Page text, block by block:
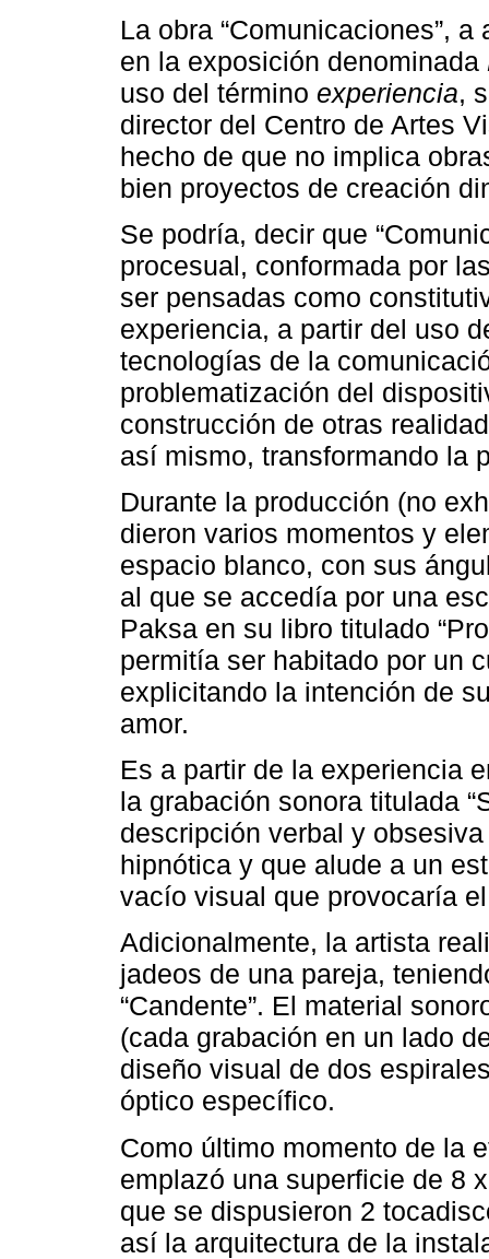
La obra “Comunicaciones”,
en la exposición denominada
uso del término experiencia,
director del Centro de Artes
hecho de que no implica
bien proyectos de creación
Se podría, decir que
procesual, conformada por
ser pensadas como
experiencia, a partir del uso
tecnologías de la
problematización del
construcción de otras
así mismo, transformando la
Durante la producción (no
dieron varios momentos y
espacio blanco, con sus
al que se accedía por una
Paksa en su libro titulado
permitía ser habitado por un
explicitando la intención de
amor.
Es a partir de la experiencia
la grabación sonora titulada
descripción verbal y
hipnótica y que alude a un
vacío visual que provocaría
Adicionalmente, la artista
jadeos de una pareja,
“Candente”. El material
(cada grabación en un lado
diseño visual de dos
óptico específico.
Como último momento de la
emplazó una superficie de 8
que se dispusieron 2
así la arquitectura de la